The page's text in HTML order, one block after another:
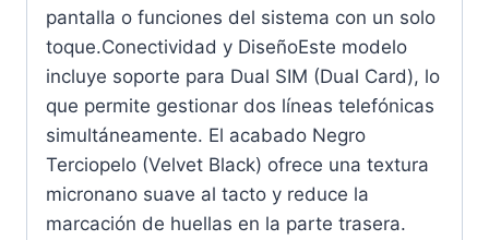
pantalla o funciones del sistema con un solo
toque.Conectividad y DiseñoEste modelo
incluye soporte para Dual SIM (Dual Card), lo
que permite gestionar dos líneas telefónicas
simultáneamente. El acabado Negro
Terciopelo (Velvet Black) ofrece una textura
micronano suave al tacto y reduce la
marcación de huellas en la parte trasera.